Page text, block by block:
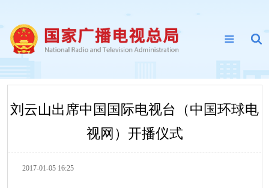
刘云山出席中国国际电视台（中国环球电
视网）开播仪式
2017-01-05 16:25